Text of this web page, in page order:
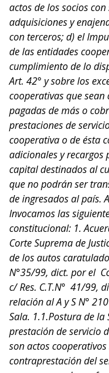
actos de los socios
adquisiciones y
con terceros; d) el
de las entidades
cumplimiento de lo
Art. 42° y sobre los
cooperativas que
pagadas de más o
prestaciones de
cooperativa o de ésta
adicionales yrecargos
capital destinados al
que no podrán ser
de ingresados al país.
Invocamos las
constitucional: 1.
Corte Suprema de
de los autos
N°35/99, dict. por el
c/ Res. C.T.N° 41/99,
relación al A y S N°
Sala. 1.1.Postura de la
prestación de servicio
son actos
contraprestación del